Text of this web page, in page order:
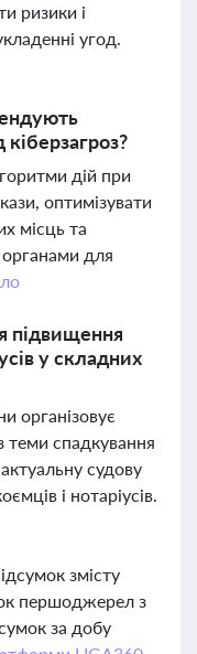
ризики і
угод.
кіберзагроз?
дій при
оптимізувати
місць та
для
підвищення
у складних
організовує
теми спадкування
судову
і нотаріусів.
змісту
першоджерел з
за добу